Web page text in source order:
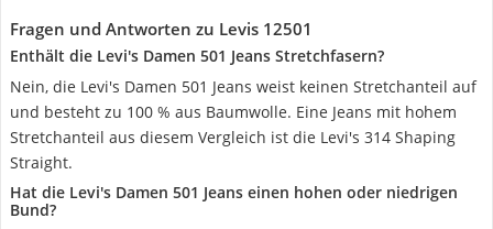
Fragen und Antworten zu Levis 12501
Enthält die Levi's Damen 501 Jeans Stretchfasern?
Nein, die Levi's Damen 501 Jeans weist keinen Stretchanteil auf
und besteht zu 100 % aus Baumwolle. Eine Jeans mit hohem
Stretchanteil aus diesem Vergleich ist die Levi's 314 Shaping
Straight.
Hat die Levi's Damen 501 Jeans einen hohen oder niedrigen
Bund?